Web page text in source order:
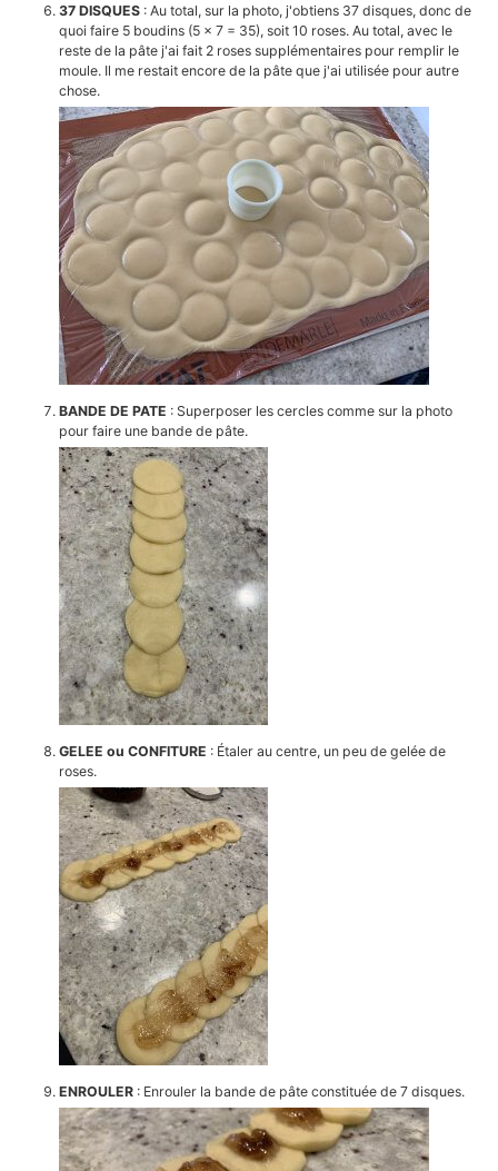
37 DISQUES : Au total, sur la photo, j'obtiens 37 disques, donc de
quoi faire 5 boudins (5 x 7 = 35), soit 10 roses. Au total, avec le
reste de la pâte j'ai fait 2 roses supplémentaires pour remplir le
moule. Il me restait encore de la pâte que j'ai utilisée pour autre
chose.
BANDE DE PATE : Superposer les cercles comme sur la photo
pour faire une bande de pâte.
GELEE ou CONFITURE : Étaler au centre, un peu de gelée de
roses.
ENROULER : Enrouler la bande de pâte constituée de 7 disques.